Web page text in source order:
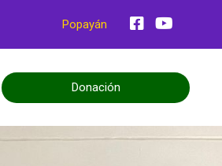
Popayán
Donación